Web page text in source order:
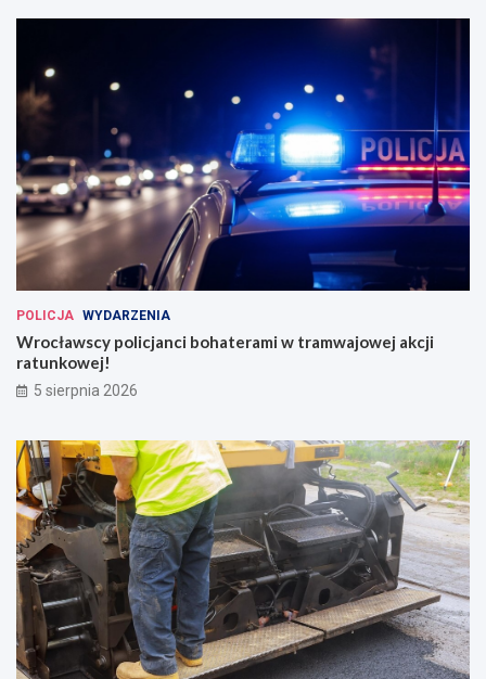
POLICJA WYDARZENIA
Wrocławscy policjanci bohaterami w tramwajowej akcji
ratunkowej!
5 sierpnia 2026